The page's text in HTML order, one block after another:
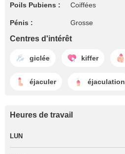
Poils Pubiens : Coiffées
Pénis : Grosse
Centres d'intérêt
giclée kiffer
éjaculer éjaculation
Heures de travail
LUN